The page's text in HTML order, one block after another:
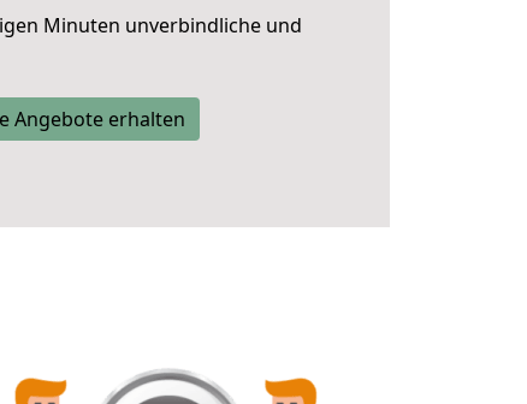
Minuten unverbindliche und
Angebote erhalten